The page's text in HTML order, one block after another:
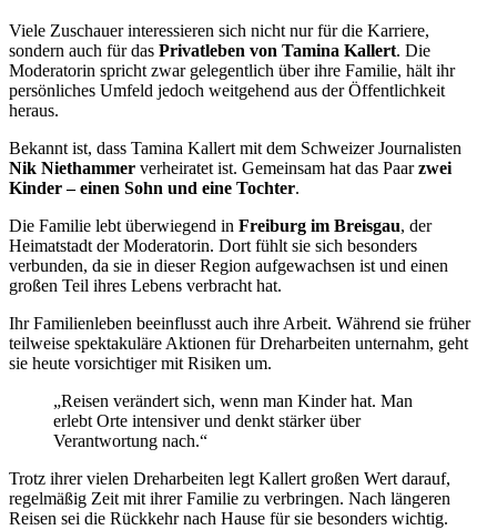
Viele Zuschauer interessieren sich nicht nur für die Karriere,
sondern auch für das Privatleben von Tamina Kallert. Die
Moderatorin spricht zwar gelegentlich über ihre Familie, hält ihr
persönliches Umfeld jedoch weitgehend aus der Öffentlichkeit
heraus.
Bekannt ist, dass Tamina Kallert mit dem Schweizer Journalisten
Nik Niethammer verheiratet ist. Gemeinsam hat das Paarzwei
Kinder – einen Sohn und eine Tochter.
Die Familie lebt überwiegend in Freiburg im Breisgau, der
Heimatstadt der Moderatorin. Dort fühlt sie sich besonders
verbunden, da sie in dieser Region aufgewachsen ist und einen
großen Teil ihres Lebens verbracht hat.
Ihr Familienleben beeinflusst auch ihre Arbeit. Während sie früher
teilweise spektakuläre Aktionen für Dreharbeiten unternahm, geht
sie heute vorsichtiger mit Risiken um.
„Reisen verändert sich, wenn man Kinder hat. Man
erlebt Orte intensiver und denkt stärker über
Verantwortung nach.“
Trotz ihrer vielen Dreharbeiten legt Kallert großen Wert darauf,
regelmäßig Zeit mit ihrer Familie zu verbringen. Nach längeren
Reisen sei die Rückkehr nach Hause für sie besonders wichtig.